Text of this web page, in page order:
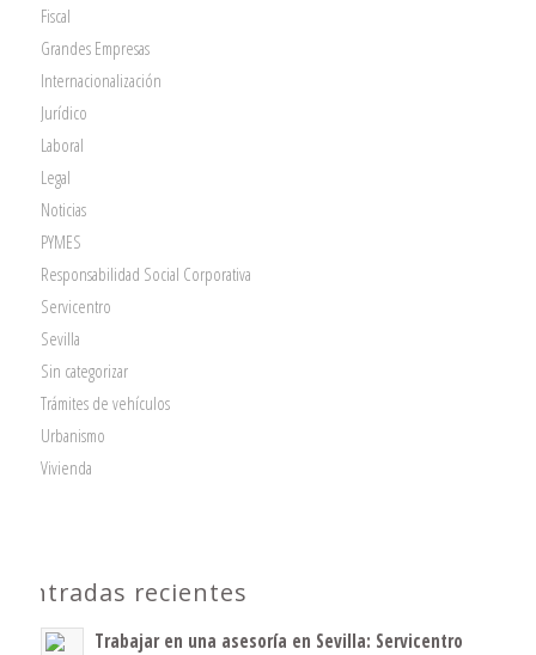
Fiscal
Grandes Empresas
Internacionalización
Jurídico
Laboral
Legal
Noticias
PYMES
Responsabilidad Social Corporativa
Servicentro
Sevilla
Sin categorizar
Trámites de vehículos
Urbanismo
Vivienda
Entradas recientes
Trabajar en una asesoría en Sevilla: Servicentro